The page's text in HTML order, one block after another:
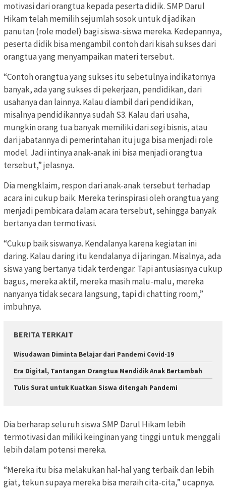
motivasi dari orangtua kepada peserta didik. SMP Darul
Hikam telah memilih sejumlah sosok untuk dijadikan
panutan (role model) bagi siswa-siswa mereka. Kedepannya,
peserta didik bisa mengambil contoh dari kisah sukses dari
orangtua yang menyampaikan materi tersebut.
“Contoh orangtua yang sukses itu sebetulnya indikatornya
banyak, ada yang sukses di pekerjaan, pendidikan, dari
usahanya dan lainnya. Kalau diambil dari pendidikan,
misalnya pendidikannya sudah S3. Kalau dari usaha,
mungkin orang tua banyak memiliki dari segi bisnis, atau
dari jabatannya di pemerintahan itu juga bisa menjadi role
model. Jadi intinya anak-anak ini bisa menjadi orangtua
tersebut,” jelasnya.
Dia mengklaim, respon dari anak-anak tersebut terhadap
acara ini cukup baik. Mereka terinspirasi oleh orangtua yang
menjadi pembicara dalam acara tersebut, sehingga banyak
bertanya dan termotivasi.
“Cukup baik siswanya. Kendalanya karena kegiatan ini
daring. Kalau daring itu kendalanya di jaringan. Misalnya, ada
siswa yang bertanya tidak terdengar. Tapi antusiasnya cukup
bagus, mereka aktif, mereka masih malu-malu, mereka
nanyanya tidak secara langsung, tapi di chatting room,”
imbuhnya.
BERITA TERKAIT
Wisudawan Diminta Belajar dari Pandemi Covid-19
Era Digital, Tantangan Orangtua Mendidik Anak Bertambah
Tulis Surat untuk Kuatkan Siswa ditengah Pandemi
Dia berharap seluruh siswa SMP Darul Hikam lebih
termotivasi dan miliki keinginan yang tinggi untuk menggali
lebih dalam potensi mereka.
“Mereka itu bisa melakukan hal-hal yang terbaik dan lebih
giat, tekun supaya mereka bisa meraih cita-cita,” ucapnya.